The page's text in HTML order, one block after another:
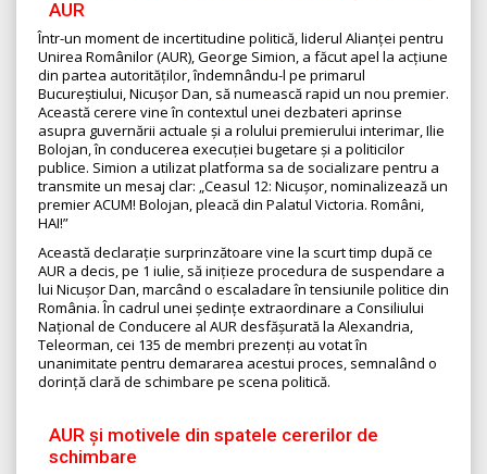
AUR
Într-un moment de incertitudine politică, liderul Alianței pentru
Unirea Românilor (AUR), George Simion, a făcut apel la acțiune
din partea autorităților, îndemnându-l pe primarul
Bucureștiului, Nicușor Dan, să numească rapid un nou premier.
Această cerere vine în contextul unei dezbateri aprinse
asupra guvernării actuale și a rolului premierului interimar, Ilie
Bolojan, în conducerea execuției bugetare și a politicilor
publice. Simion a utilizat platforma sa de socializare pentru a
transmite un mesaj clar: „Ceasul 12: Nicușor, nominalizează un
premier ACUM! Bolojan, pleacă din Palatul Victoria. Români,
HAI!”
Această declarație surprinzătoare vine la scurt timp după ce
AUR a decis, pe 1 iulie, să inițieze procedura de suspendare a
lui Nicușor Dan, marcând o escaladare în tensiunile politice din
România. În cadrul unei ședințe extraordinare a Consiliului
Național de Conducere al AUR desfășurată la Alexandria,
Teleorman, cei 135 de membri prezenți au votat în
unanimitate pentru demararea acestui proces, semnalând o
dorință clară de schimbare pe scena politică.
AUR și motivele din spatele cererilor de
schimbare